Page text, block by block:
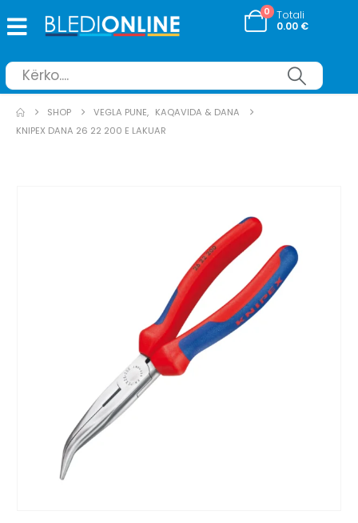
0 Totali
0.00 €
SHOP VEGLA PUNE, KAQAVIDA & DANA
KNIPEX DANA 26 22 200 E LAKUAR